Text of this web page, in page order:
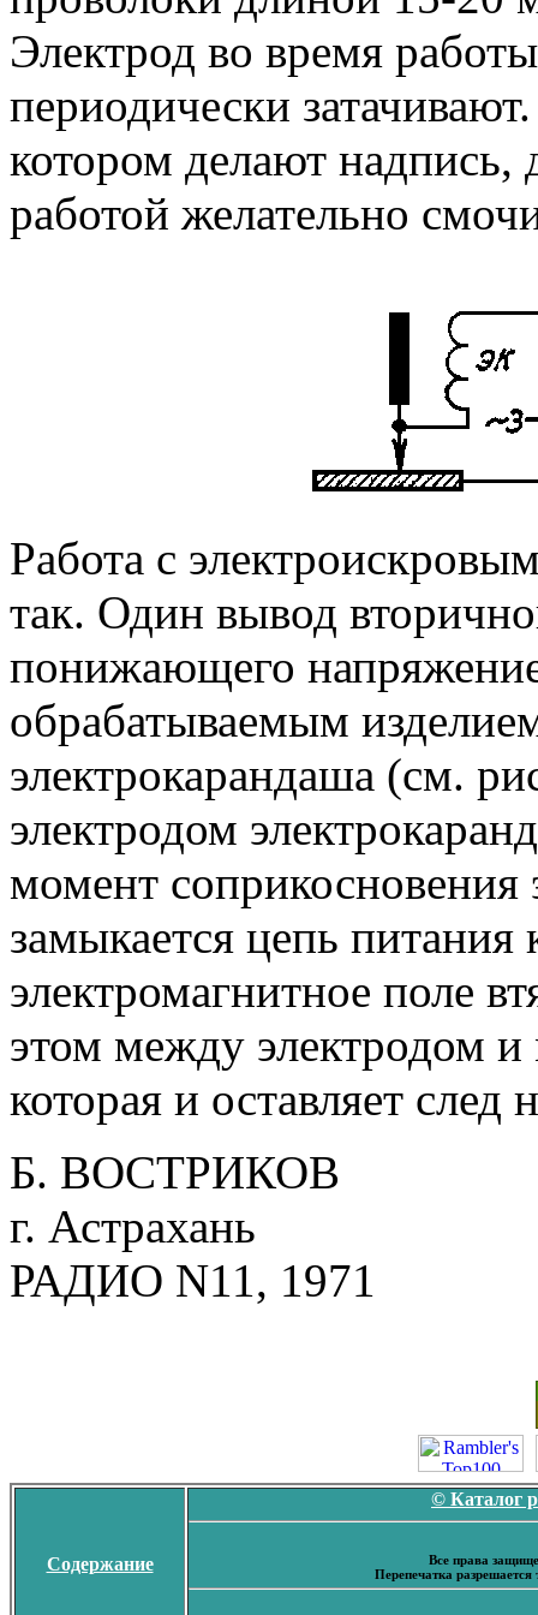
Электрод во время
периодически
котором делают надпись,
работой желательно
Работа с
так. Один вывод
понижающего
обрабатываемым
электрокарандаша (см.
электродом
момент соприкосновения
замыкается цепь питания
электромагнитное поле
этом между электродом и
которая и оставляет след
Б. ВОСТРИКОВ
г. Астрахань
РАДИО N11, 1971
Содержание
© Каталог
Все права
Перепечатка